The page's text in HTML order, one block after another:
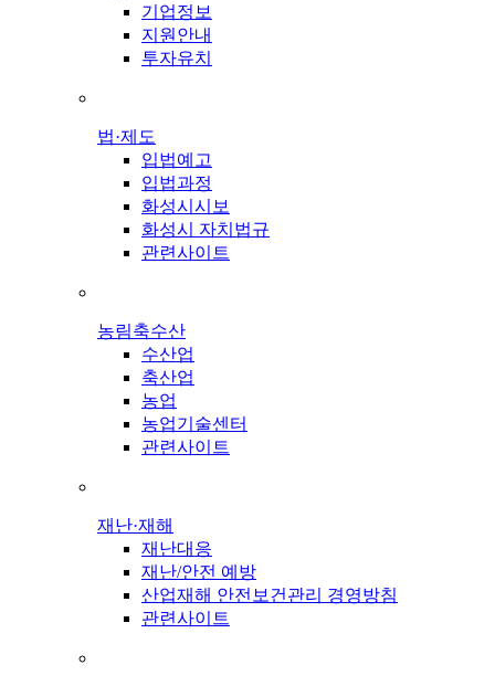
기업정보
지원안내
투자유치
법·제도
입법예고
입법과정
화성시시보
화성시 자치법규
관련사이트
농림축수산
수산업
축산업
농업
농업기술센터
관련사이트
재난·재해
재난대응
재난/안전 예방
산업재해 안전보건관리 경영방침
관련사이트